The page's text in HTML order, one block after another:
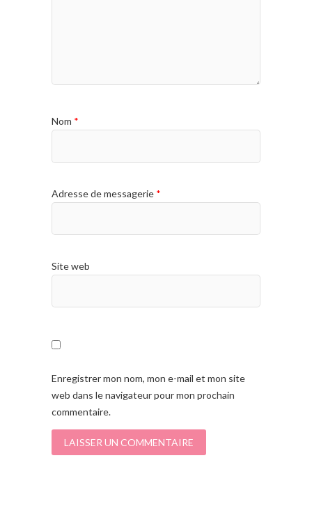
Nom *
Adresse de messagerie *
Site web
Enregistrer mon nom, mon e-mail et mon site
web dans le navigateur pour mon prochain
commentaire.